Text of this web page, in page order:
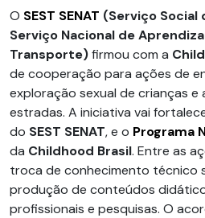
O SEST SENAT (Serviço Social
Serviço Nacional de
Transporte)firmou com a
de cooperação para ações de
exploração sexual de crianças e
estradas. A iniciativa vai
do SEST SENAT, e o Programa
da Childhood Brasil. Entre as
troca de conhecimento técnico
produção de conteúdos
profissionais e pesquisas. O